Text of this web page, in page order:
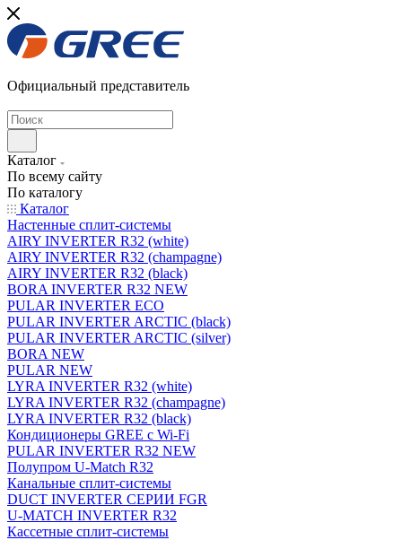
Официальный представитель
Каталог
По всему сайту
По каталогу
Каталог
Настенные сплит-системы
AIRY INVERTER R32 (white)
AIRY INVERTER R32 (champagne)
AIRY INVERTER R32 (black)
BORA INVERTER R32 NEW
PULAR INVERTER ECO
PULAR INVERTER ARCTIC (black)
PULAR INVERTER ARCTIC (silver)
BORA NEW
PULAR NEW
LYRA INVERTER R32 (white)
LYRA INVERTER R32 (champagne)
LYRA INVERTER R32 (black)
Кондиционеры GREE с Wi-Fi
PULAR INVERTER R32 NEW
Полупром U-Match R32
Канальные сплит-системы
DUCT INVERTER СЕРИИ FGR
U-MATCH INVERTER R32
Кассетные сплит-системы